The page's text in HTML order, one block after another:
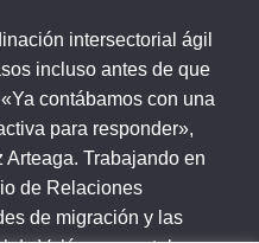
intersectorial ágil
incluso antes de que
contábamos con una
para responder»,
Trabajando en
de Relaciones
de migración y las